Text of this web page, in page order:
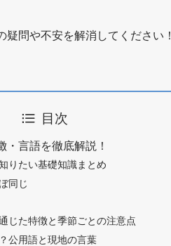
問や不安を解消してください！
目次
・言語を徹底解説！
りたい基礎知識まとめ
同じ
じた特徴と季節ごとの注意点
公用語と現地の言葉